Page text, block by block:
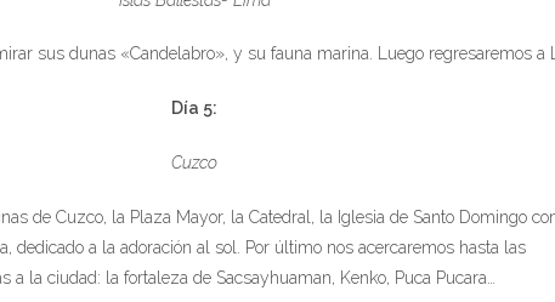
sus dunas «Candelabro», y su fauna marina. Luego regresaremos a
Día 5:
Cuzco
de Cuzco, la Plaza Mayor, la Catedral, la Iglesia de Santo Domingo
dedicado a la adoración al sol. Por último nos acercaremos hasta las
a la ciudad: la fortaleza de Sacsayhuaman, Kenko, Puca Pucara…